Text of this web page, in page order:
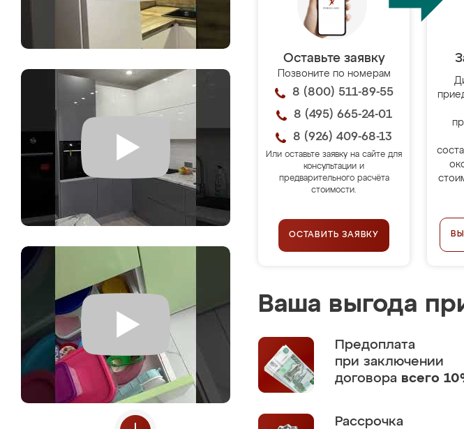
Оставьте заявку
Позвоните по номерам
8 (800) 511-89-55
8 (495) 665-24-01
8 (926) 409-68-13
Или оставьте заявку на сайте для
консультации и
предварительного расчёта
стоимости.
ОСТАВИТЬ ЗАЯВКУ
Ваша выгода
Предоплата
при заключении
договора всего
Рассрочка